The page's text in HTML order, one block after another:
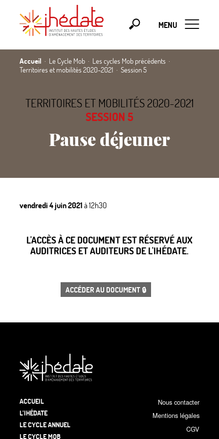
MENU
Accueil Le Cycle Mob
Les cycles Mob précédents
Territoires et mobilités 2020-2021
Session 5
TERRITOIRES ET MOBILITÉS 2020-2021
SESSION 5
Pause déjeuner
vendredi 4 juin 2021à 12h30
L'ACCÈS À CE DOCUMENT EST RÉSERVÉ AUX
AUDITRICES ET AUDITEURS DE L'IHÉDATE.
ACCÉDER AU DOCUMENT 🔒
ACCUEIL
L’IHÉDATE
LE CYCLE ANNUEL
LE CYCLE MOB
Nous contacter
Mentions légales
CGV